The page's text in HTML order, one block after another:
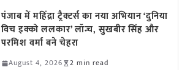
पंजाब में महिंद्रा ट्रैक्टर्स का नया अभियान ‘दुनिया
विच इक्को ललकार’ लॉन्च, सुखबीर सिंह और
परमिश वर्मा बने चेहरा
August 4, 2026 2 min read